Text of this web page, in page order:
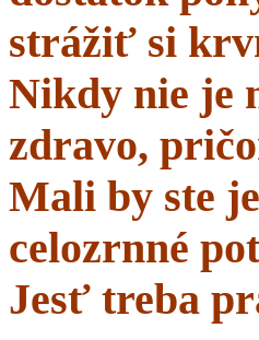
strážiť si
Nikdy nie je
zdravo,
Mali by ste
celozrnné
Jesť treba